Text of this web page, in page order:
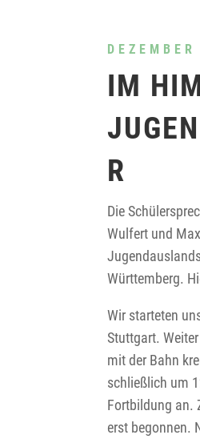
IM
R
Die
Wulfert und
Württemberg.
Wir starteten
Stuttgart.
mit der Bahn
schließlich um
Fortbildung an.
erst begonnen.